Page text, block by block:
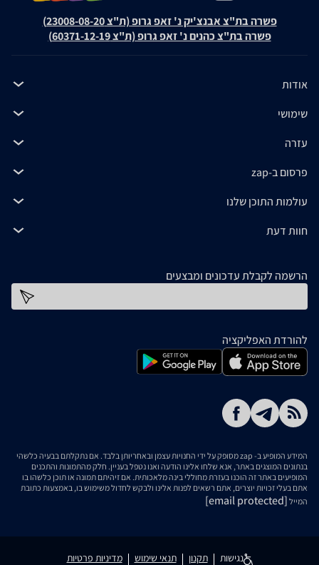
פשרה בת"צ אבנצ'יק נ' זאפ גרופ (ת"צ 23008-08-20)
פשרה בת"צ כהנים נ' זאפ גרופ (ת"צ 60371-12-19)
אודות
שימושי
עזרה
פרסום ב-zap
עולמות התוכן שלנו
חוות דעת
הרשמה לקבלת עדכונים ומבצעים
להורדת האפליקציה
המידע המופיע ב- zap מסופק על ידי החנויות עצמן ובאחריותן בלבד. אם נתקלתם בבעיה כלשהי
בנתונים המוצגים באתר, אנא שלחו אלינו הודעה ואנו נטפל בעניין. חלק מהתמונות והתכנים
המופיעים באתר זה הוכנו בעזרת מחוללי בינה מלאכותית. אם זיהיתם תמונה או תוכן כלשהו בו
אתם בעלי זכויות יוצרים, אתם רשאים לפנות אלינו ולבקש לחדול משימוש בו, באמצעות כתובת
המייל [email protected]
נגישות תקנון תנאי שימוש מדיניות פרטיות